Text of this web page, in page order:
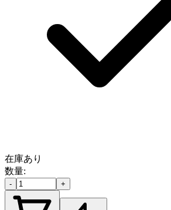
在庫あり
数量:
- +